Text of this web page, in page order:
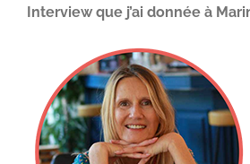
Interview que j’ai donnée à